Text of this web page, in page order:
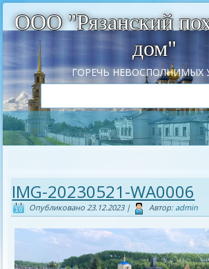
ООО "Рязанский
дом"
ГОРЕЧЬ НЕВОСПОЛНИМЫХ
IMG-20230521-WA0006
Опубликовано 23.12.2023| Автор: admin